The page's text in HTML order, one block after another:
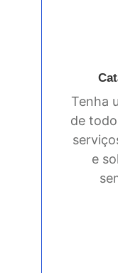
Tenha
de
e